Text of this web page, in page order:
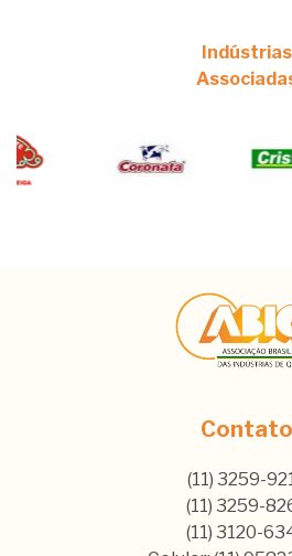
Indústrias
Contato
(11) 3259-
(11) 3259-
(11) 3120-